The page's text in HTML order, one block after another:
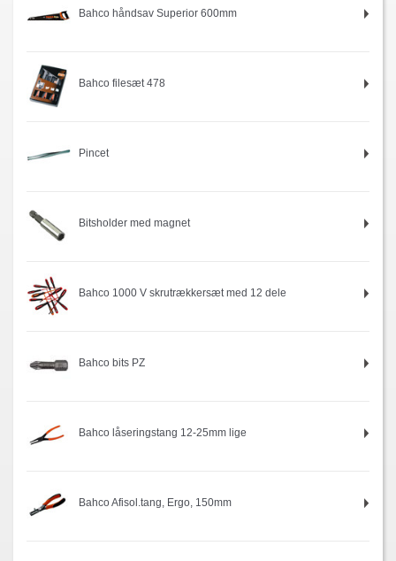
Bahco håndsav Superior 600mm
Bahco filesæt 478
Pincet
Bitsholder med magnet
Bahco 1000 V skrutrækkersæt med 12 dele
Bahco bits PZ
Bahco låseringstang 12-25mm lige
Bahco Afisol.tang, Ergo, 150mm